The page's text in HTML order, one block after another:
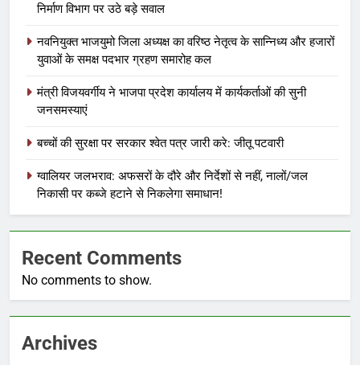
निर्माण विभाग पर उठे बड़े सवाल
नवनियुक्त भाजयुमो जिला अध्यक्ष का वरिष्ठ नेतृत्व के सान्निध्य और हजारों
युवाओं के समक्ष पदभार ग्रहण समारोह कल
मंत्री विजयवर्गीय ने भाजपा प्रदेश कार्यालय में कार्यकर्ताओं की सुनी
जनसमस्याएं
बच्चों की सुरक्षा पर सरकार श्वेत पत्र जारी करे: जीतू पटवारी
ग्वालियर जलभराव: अफसरों के दौरे और निर्देशों से नहीं, नालों/जल
निकासी पर कब्जे हटाने से निकलेगा समाधान!
Recent Comments
No comments to show.
Archives